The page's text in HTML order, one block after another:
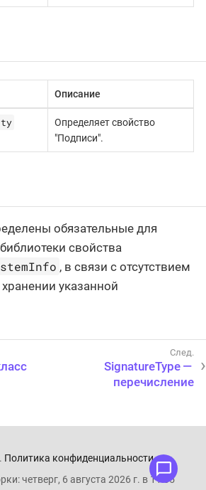
Описание
Определяет свойство
"Подписи".
обязательные для
свойства
, в связи с отсутствием
указанной
SignatureType —
перечисление
Политика конфиденциальности.
четверг, 6 августа 2026 г. в 11:05